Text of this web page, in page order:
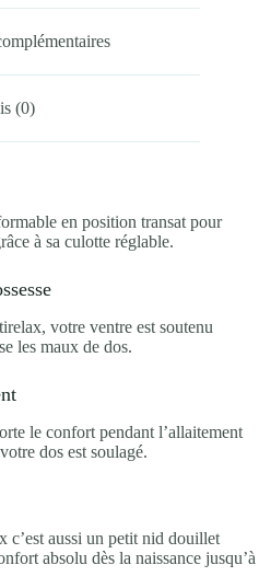
(0)
en position transat pour
à sa culotte réglable.
votre ventre est soutenu
les maux de dos.
le confort pendant l’allaitement
dos est soulagé.
c’est aussi un petit nid douillet
absolu dès la naissance jusqu’à